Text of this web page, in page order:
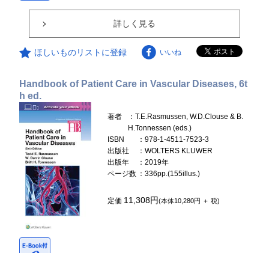
詳しく見る
ほしいものリストに登録 いいね
Handbook of Patient Care in Vascular Diseases, 6t
h ed.
著者
：T.E.Rasmussen, W.D.Clouse & B.
H.Tonnessen (eds.)
ISBN
：978-1-4511-7523-3
出版社
：WOLTERS KLUWER
出版年
：2019年
ページ数 ：336pp.(155illus.)
定価 11,308円(本体10,280円 ＋ 税)